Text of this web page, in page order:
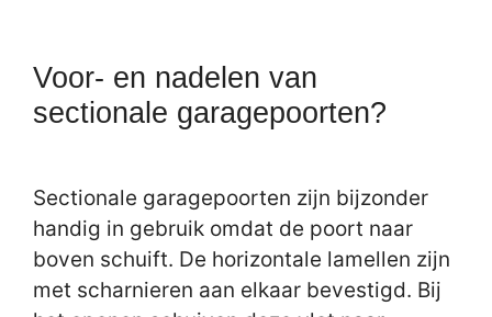
Voor- en nadelen van
sectionale garagepoorten?
Sectionale garagepoorten zijn bijzonder
handig in gebruik omdat de poort naar
boven schuift. De horizontale lamellen zijn
met scharnieren aan elkaar bevestigd. Bij